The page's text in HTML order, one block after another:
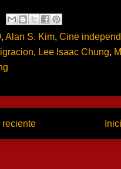
, Alan S. Kim, Cine
, Lee Isaac Chung,
reciente